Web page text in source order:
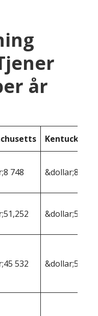
år
Kentucky
748 &dollar;8 793
532 &dollar;50